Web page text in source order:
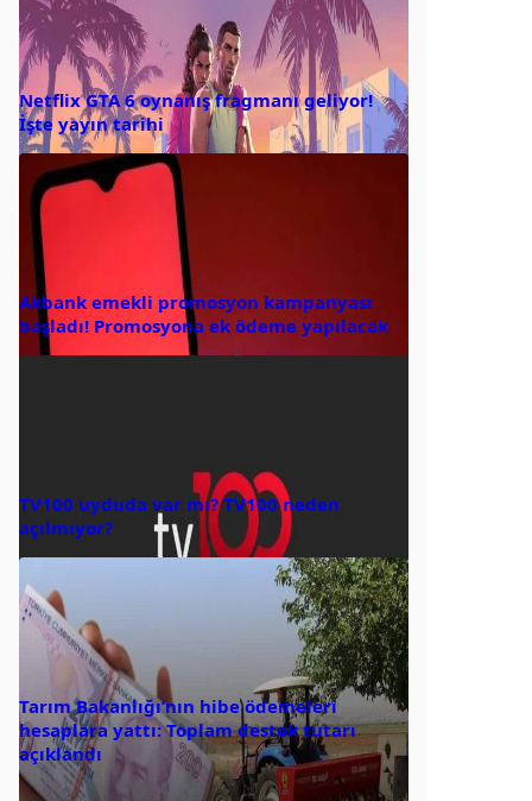
Netflix GTA 6 oynanış fragmanı geliyor!
İşte yayın tarihi
Akbank emekli promosyon kampanyası
başladı! Promosyona ek ödeme yapılacak
TV100 uyduda var mı? TV100 neden
açılmıyor?
Tarım Bakanlığı’nın hibe ödemeleri
hesaplara yattı: Toplam destek tutarı
açıklandı